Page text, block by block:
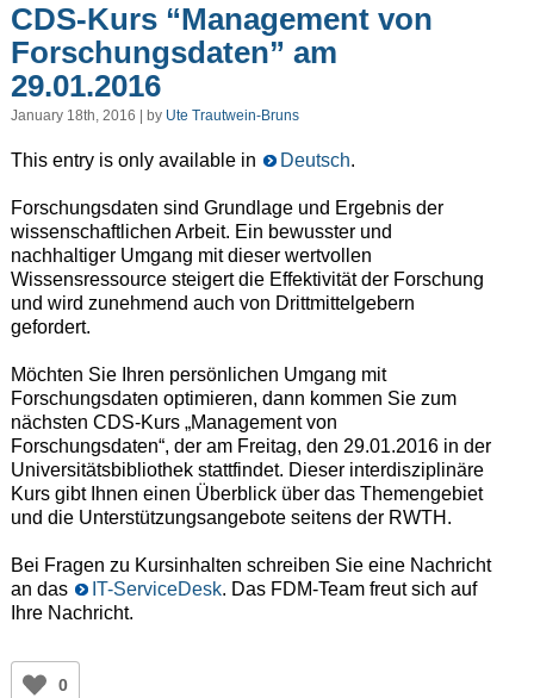
CDS-Kurs “Management von
Forschungsdaten” am
29.01.2016
January 18th, 2016 | by Ute Trautwein-Bruns
This entry is only available in Deutsch.
Forschungsdaten sind Grundlage und Ergebnis der
wissenschaftlichen Arbeit. Ein bewusster und
nachhaltiger Umgang mit dieser wertvollen
Wissensressource steigert die Effektivität der Forschung
und wird zunehmend auch von Drittmittelgebern
gefordert.
Möchten Sie Ihren persönlichen Umgang mit
Forschungsdaten optimieren, dann kommen Sie zum
nächsten CDS-Kurs „Management von
Forschungsdaten“, der am Freitag, den 29.01.2016 in der
Universitätsbibliothek stattfindet. Dieser interdisziplinäre
Kurs gibt Ihnen einen Überblick über das Themengebiet
und die Unterstützungsangebote seitens der RWTH.
Bei Fragen zu Kursinhalten schreiben Sie eine Nachricht
an das
IT-ServiceDesk. Das FDM-Team freut sich auf
Ihre Nachricht.
0